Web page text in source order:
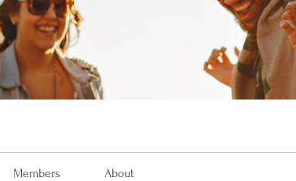
Members About